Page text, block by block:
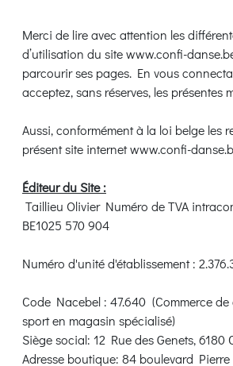
Merci de lire avec attention les
d’utilisation du site www.confi-
parcourir ses pages. En vous
acceptez, sans réserves, les présentes
Aussi, conformément à la loi belge les
présent site internet www.confi-
Éditeur du Site :
Taillieu Olivier Numéro de TVA
BE1025 570 904
Numéro d'unité d'établissement :
Code Nacebel : 47.640 (Commerce
sport en magasin spécialisé)
Siège social: 12 Rue des Genets, 6180
Adresse boutique: 84 boulevard